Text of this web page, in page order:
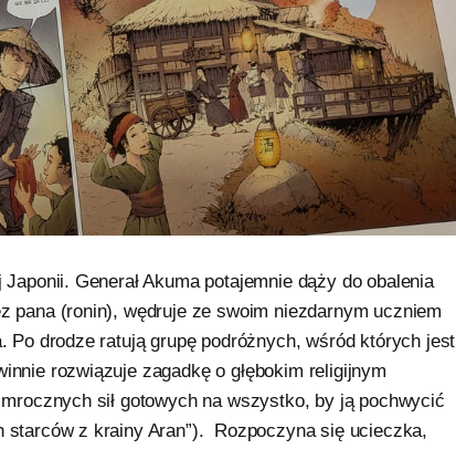
Generał Akuma potajemnie dąży do obalenia
pana (ronin), wędruje ze swoim niezdarnym uczniem
Po drodze ratują grupę podróżnych, wśród których jest
rozwiązuje zagadkę o głębokim religijnym
sił gotowych na wszystko, by ją pochwycić
starców z krainy Aran”). Rozpoczyna się ucieczka,